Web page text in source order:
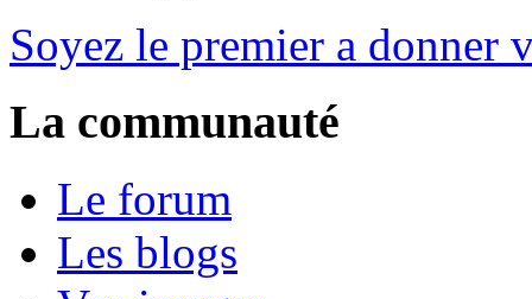
Soyez le premier a donner
La communauté
Le forum
Les blogs